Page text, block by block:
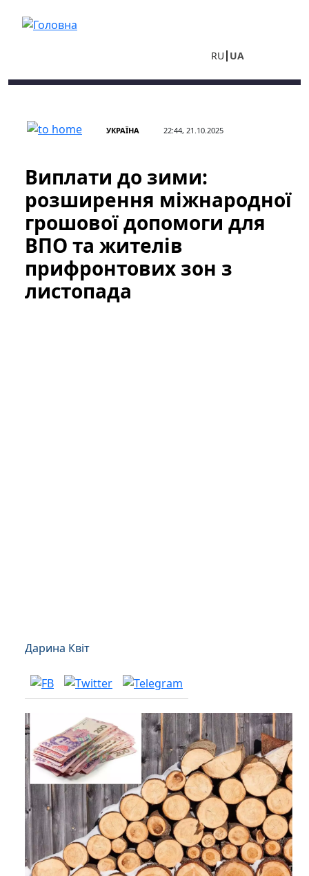
RU UA
УКРАЇНА 22:44, 21.10.2025
Виплати до зими:
розширення міжнародної
грошової допомоги для
ВПО та жителів
прифронтових зон з
листопада
Дарина Квіт